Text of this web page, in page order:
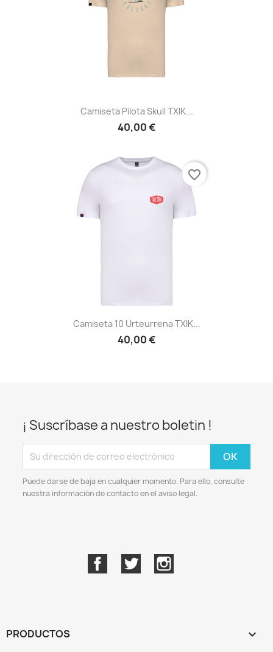
Camiseta Pilota Skull TXIK...
40,00 €
Camiseta 10 Urteurrena TXIK...
40,00 €
favorite_border
¡ Suscríbase a nuestro boletin !
Puede darse de baja en cualquier momento. Para ello, consulte
nuestra información de contacto en el aviso legal.
FacebookTwitter
PRODUCTOS 